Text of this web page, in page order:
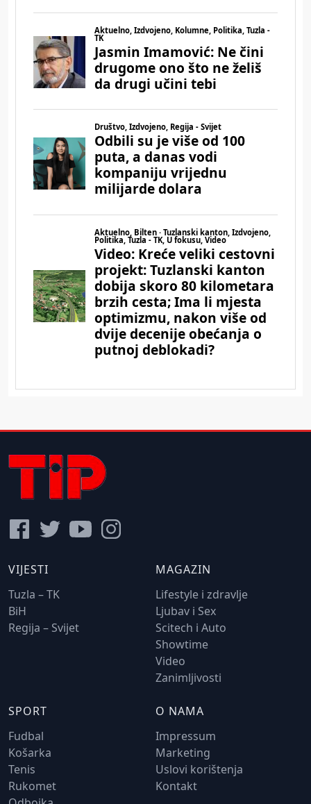
VIJESTI
Tuzla – TK
BiH
Regija – Svijet
MAGAZIN
Lifestyle i zdravlje
Ljubav i Sex
Scitech i Auto
Showtime
Video
Zanimljivosti
SPORT
Fudbal
Košarka
Tenis
Rukomet
O NAMA
Impressum
Marketing
Uslovi korištenja
Kontakt